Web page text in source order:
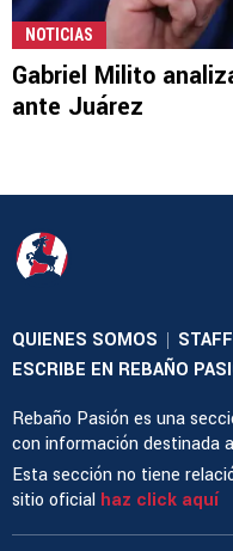
NOTICIAS
Gabriel Milito
ante Juárez
QUIENES SOMOS | STAFF
ESCRIBE EN REBAÑO
Rebaño Pasión es una
con información destinada
Esta sección no tiene
sitio oficial haz click aquí